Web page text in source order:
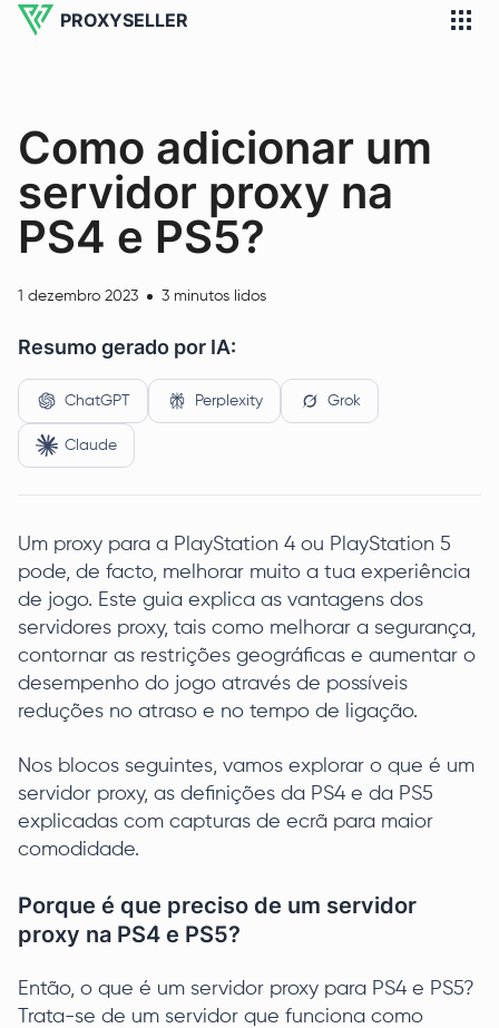
PROXYSELLER
Como adicionar um
servidor proxy na
PS4 e PS5?
1 dezembro 2023 3 minutos lidos
Resumo gerado por IA:
ChatGPT Perplexity Grok
Claude
Um proxy para a PlayStation 4 ou PlayStation 5
pode, de facto, melhorar muito a tua experiência
de jogo. Este guia explica as vantagens dos
servidores proxy, tais como melhorar a segurança,
contornar as restrições geográficas e aumentar o
desempenho do jogo através de possíveis
reduções no atraso e no tempo de ligação.
Nos blocos seguintes, vamos explorar o que é um
servidor proxy, as definições da PS4 e da PS5
explicadas com capturas de ecrã para maior
comodidade.
Porque é que preciso de um servidor
proxy na PS4 e PS5?
Então, o que é um servidor proxy para PS4 e PS5?
Trata-se de um servidor que funciona como